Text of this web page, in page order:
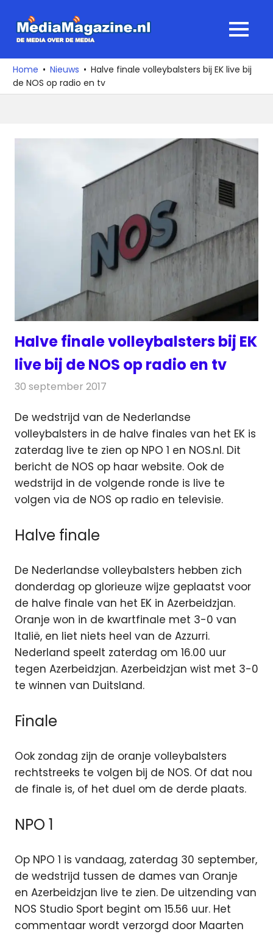
naar
media
over
de
MENU
Home Nieuws
Halve finale volleybalsters bij EK live bij
de NOS op radio en tv
Halve finale volleybalsters bij EK
live bij de NOS op radio en tv
30 september 2017
De wedstrijd van de Nederlandse
volleybalsters in de halve finales van het EK is
zaterdag live te zien op NPO 1 en NOS.nl. Dit
bericht de NOS op haar website. Ook de
wedstrijd in de volgende ronde is live te
volgen via de NOS op radio en televisie.
Halve finale
De Nederlandse volleybalsters hebben zich
donderdag op glorieuze wijze geplaatst voor
de halve finale van het EK in Azerbeidzjan.
Oranje won in de kwartfinale met 3-0 van
Italië, en liet niets heel van de Azzurri.
Nederland speelt zaterdag om 16.00 uur
tegen Azerbeidzjan. Azerbeidzjan wist met 3-0
te winnen van Duitsland.
Finale
Ook zondag zijn de oranje volleybalsters
rechtstreeks te volgen bij de NOS. Of dat nou
de finale is, of het duel om de derde plaats.
NPO 1
Op NPO 1 is vandaag, zaterdag 30 september,
de wedstrijd tussen de dames van Oranje
en Azerbeidzjan live te zien. De uitzending van
NOS Studio Sport begint om 15.56 uur. Het
commentaar wordt verzorgd door Maarten